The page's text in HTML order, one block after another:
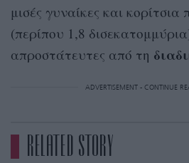
μισές γυναίκες και κορίτσια
(περίπου 1,8
απροστάτευτες από τη
ADVERTISEMENT - CONTINUE
RELATED STORY